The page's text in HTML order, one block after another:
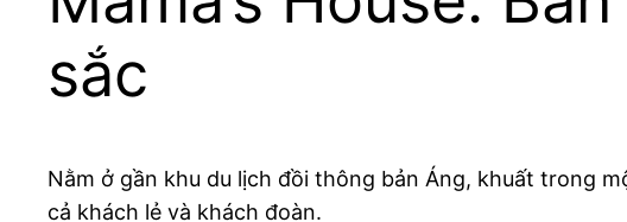
sắc
Nằm ở gần khu du lịch đồi thông bản Áng, khuất trong
cả khách lẻ và khách đoàn.